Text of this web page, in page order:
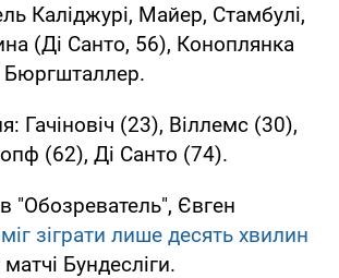
Каліджурі, Майер, Стамбулі,
(Ді Санто, 56), Коноплянка
Бюргшталлер.
Гачіновіч (23), Віллемс (30),
(62), Ді Санто (74).
"Обозреватель", Євген
зіграти лише десять хвилин
Бундесліги.